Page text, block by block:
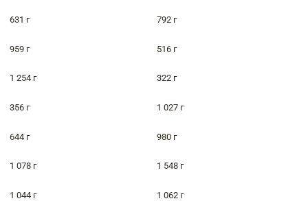
631 г 792 г
959 г 516 г
1 254 г 322 г
356 г 1 027 г
644 г 980 г
1 078 г 1 548 г
1 044 г 1 062 г